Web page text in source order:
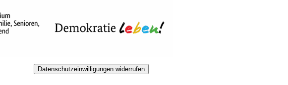
Datenschutzeinwilligungen widerrufen